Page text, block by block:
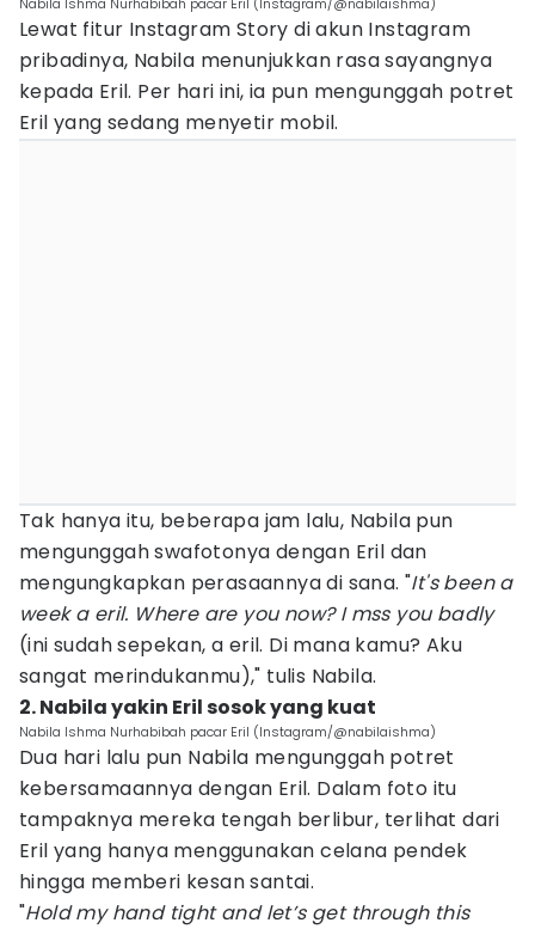
Lewat fitur Instagram Story di akun Instagram
pribadinya, Nabila menunjukkan rasa sayangnya
kepada Eril. Per hari ini, ia pun mengunggah potret
Eril yang sedang menyetir mobil.
Tak hanya itu, beberapa jam lalu, Nabila pun
mengunggah swafotonya dengan Eril dan
mengungkapkan perasaannya di sana. "It's been a
week a eril. Where are you now? I mss you badly
(ini sudah sepekan, a eril. Di mana kamu? Aku
sangat merindukanmu)," tulis Nabila.
2. Nabila yakin Eril sosok yang kuat
Nabila Ishma Nurhabibah pacar Eril (Instagram/@nabilaishma)
Dua hari lalu pun Nabila mengunggah potret
kebersamaannya dengan Eril. Dalam foto itu
tampaknya mereka tengah berlibur, terlihat dari
Eril yang hanya menggunakan celana pendek
hingga memberi kesan santai.
"Hold my hand tight and let’s get through this